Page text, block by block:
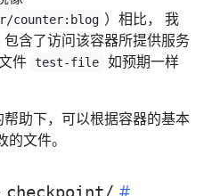
counter:blog ）相比， 我
包含了访问该容器所提供服务
件 test-file
如预期一样
帮助下，可以根据容器的基本
文件。
checkpoint/